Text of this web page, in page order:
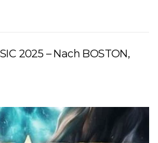
2025 – Nach BOSTON,